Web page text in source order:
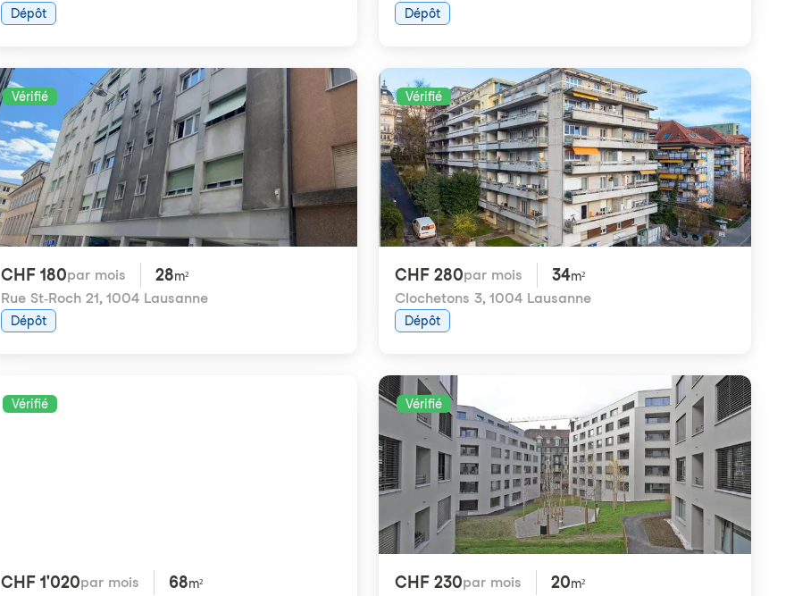
Dépôt Dépôt
Vérifié
CHF 180par mois 28m²
Rue St-Roch 21, 1004 Lausanne
Dépôt
Vérifié
CHF 280par mois 34m²
Clochetons 3, 1004 Lausanne
Dépôt
Vérifié
CHF 1'020par mois 68m²
Vérifié
CHF 230par mois 20m²